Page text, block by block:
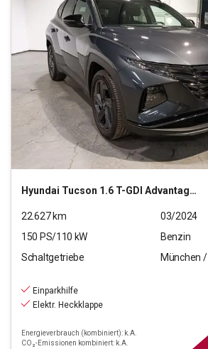
Hyundai Tucson 1.6 T-GDI Advantage 2WD
22.627km
03/2024
150 PS/110 kW
Benzin
Schaltgetriebe
München /
Einparkhilfe
Elektr. Heckklappe
Energieverbrauch (kombiniert): k.A.
CO₂-Emissionen kombiniert: k.A.